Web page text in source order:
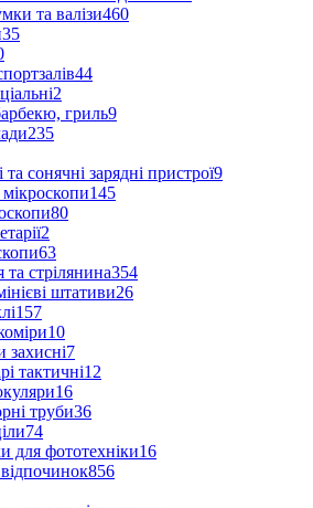
та валізи460
35
44
2
гриль9
235
сонячні зарядні пристрої9
145
80
2
63
стрілянина354
штативи26
157
10
захисні7
тактичні12
16
труби36
74
для фототехніки16
856